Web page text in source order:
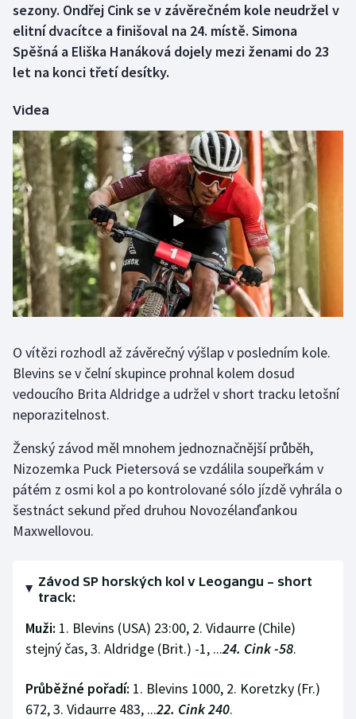
Golf
Gymnastika
Jezdectví
Judo
Krasobruslení
Lezení
Lyže a snowboard
Motorsport
Olympijské hry
Parasport
Plavání
Plážový volejbal
Rychlobruslení
Rychlostní kanoistika
Sportovní střelba
sezony. Ondřej Cink se v závěrečném kole neudržel v
elitní dvacítce a finišoval na 24. místě. Simona
Spěšná a Eliška Hanáková dojely mezi ženami do 23
let na konci třetí desítky.
Videa
O vítězi rozhodl až závěrečný výšlap v posledním kole.
Blevins se v čelní skupince prohnal kolem dosud
vedoucího Brita Aldridge a udržel v short tracku letošní
neporazitelnost.
Ženský závod měl mnohem jednoznačnější průběh,
Nizozemka Puck Pietersová se vzdálila soupeřkám v
pátém z osmi kol a po kontrolované sólo jízdě vyhrála o
šestnáct sekund před druhou Novozélanďankou
Maxwellovou.
Závod SP horských kol v Leogangu – short
track:
Muži: 1. Blevins (USA) 23:00, 2. Vidaurre (Chile)
stejný čas, 3. Aldridge (Brit.) -1, ...24. Cink -58.
Průběžné pořadí: 1. Blevins 1000, 2. Koretzky (Fr.)
672, 3. Vidaurre 483, ...22. Cink 240.